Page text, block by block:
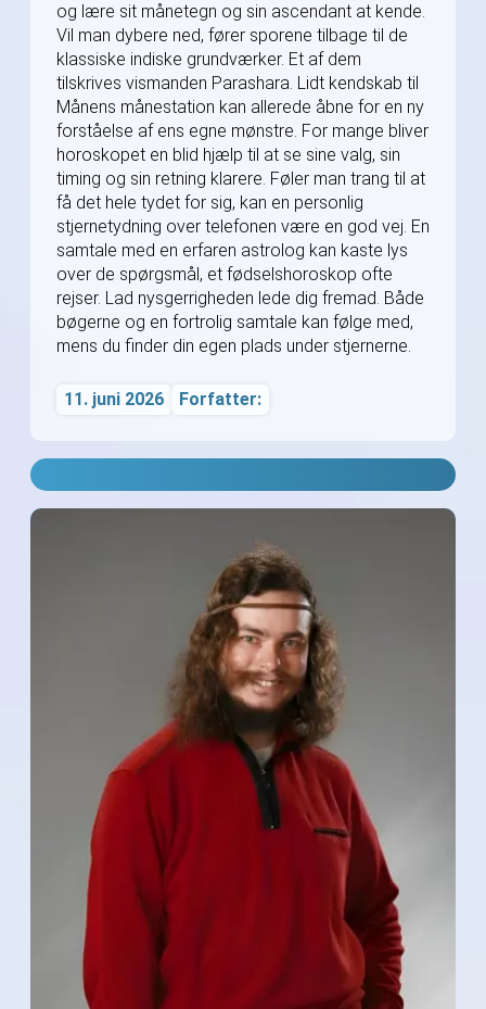
og lære sit månetegn og sin ascendant at kende.
Vil man dybere ned, fører sporene tilbage til de
klassiske indiske grundværker. Et af dem
tilskrives vismanden Parashara. Lidt kendskab til
Månens månestation kan allerede åbne for en ny
forståelse af ens egne mønstre. For mange bliver
horoskopet en blid hjælp til at se sine valg, sin
timing og sin retning klarere. Føler man trang til at
få det hele tydet for sig, kan en personlig
stjernetydning over telefonen være en god vej. En
samtale med en erfaren astrolog kan kaste lys
over de spørgsmål, et fødselshoroskop ofte
rejser. Lad nysgerrigheden lede dig fremad. Både
bøgerne og en fortrolig samtale kan følge med,
mens du finder din egen plads under stjernerne.
11. juni 2026 Forfatter: